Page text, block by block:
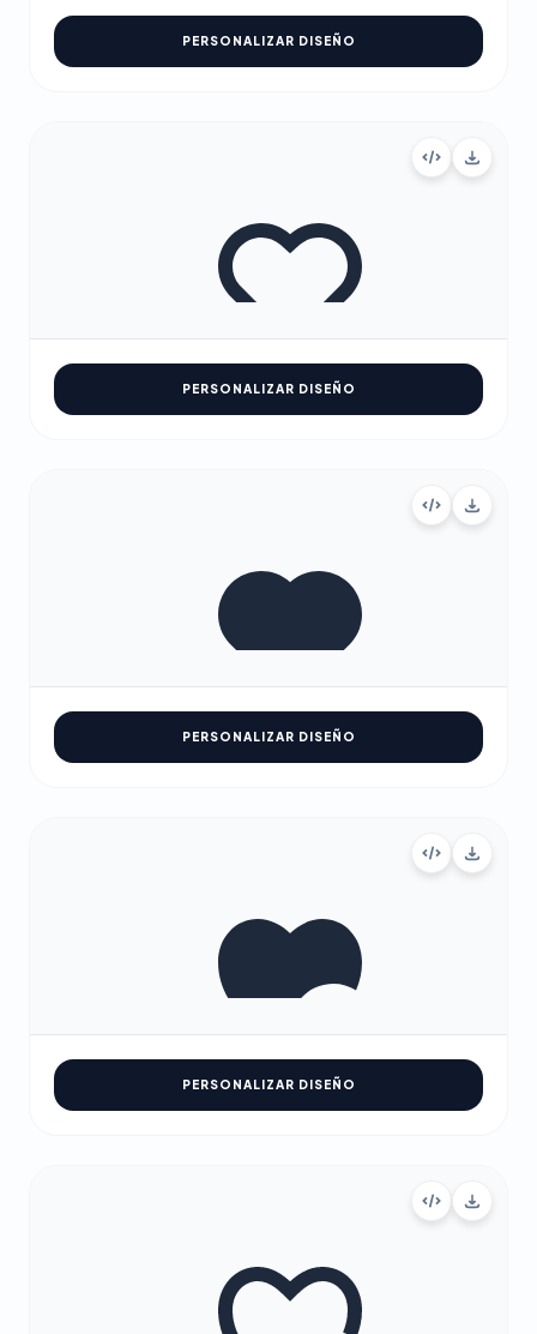
PERSONALIZAR DISEÑO
PERSONALIZAR DISEÑO
PERSONALIZAR DISEÑO
PERSONALIZAR DISEÑO